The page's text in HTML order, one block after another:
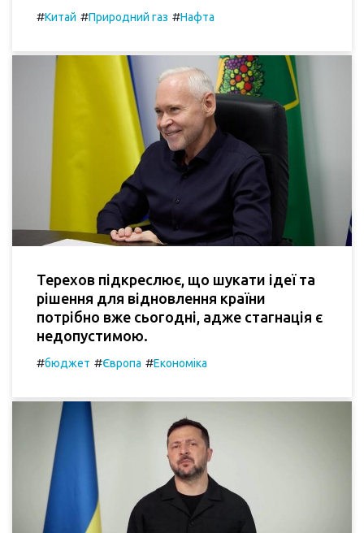
#Китай #Природний газ #Нафта
Терехов підкреслює, що шукати ідеї та
рішення для відновлення країни
потрібно вже сьогодні, адже стагнація є
недопустимою.
#бюджет #Європа #Економіка